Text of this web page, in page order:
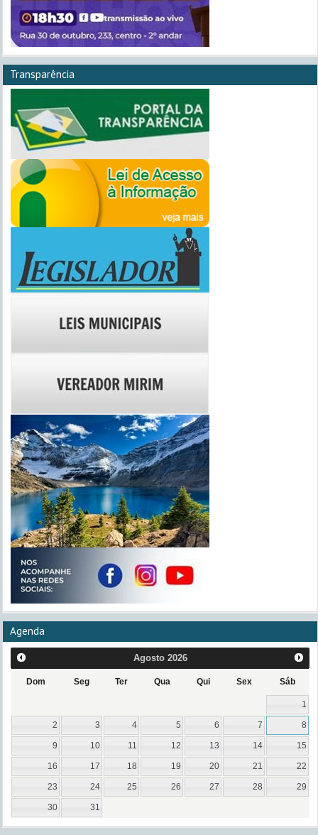
Transparência
Agenda
Agosto 2026
Dom Seg Ter Qua Qui Sex Sáb
1
2 3 4 5 6 7 8
9 10 11 12 13 14 15
16 17 18 19 20 21 22
23 24 25 26 27 28 29
30 31